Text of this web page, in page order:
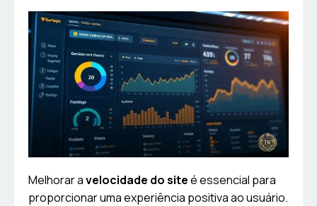
Melhorar avelocidade do siteé essencial para
proporcionar uma experiência positiva ao usuário.